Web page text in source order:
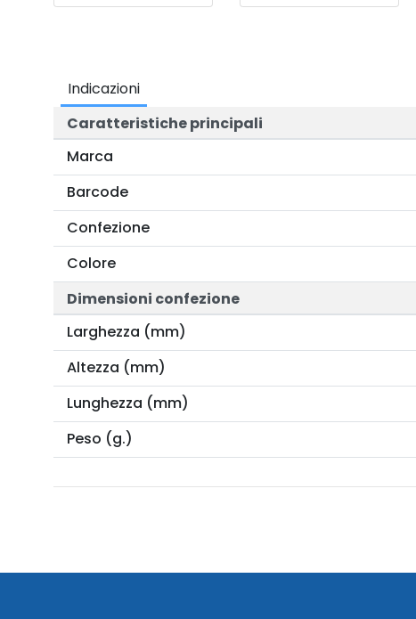
Indicazioni
Caratteristiche principali
Marca
Barcode
Confezione
Colore
Dimensioni confezione
Larghezza (mm)
Altezza (mm)
Lunghezza (mm)
Peso (g.)